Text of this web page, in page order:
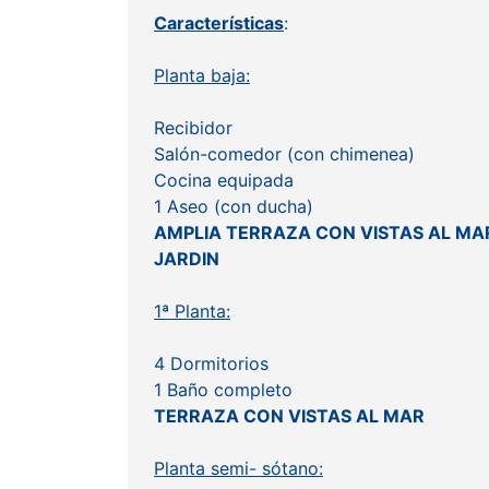
Características:
Planta baja:
Recibidor
Salón-comedor (con chimenea)
Cocina equipada
1 Aseo (con ducha)
AMPLIA TERRAZA CON VISTAS AL
JARDIN
1ª Planta:
4 Dormitorios
1 Baño completo
TERRAZA CON VISTAS AL MAR
Planta semi- sótano: